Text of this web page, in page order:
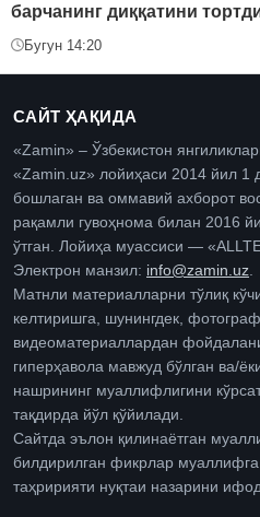
барчанинг диққатини
Бугун 14:20
САЙТ ҲАҚИДА
«Zamin» – Ўзбекистон
«Zamin.uz» лойиҳаси 2014 йил 1
бошлаган ва оммавий ахборот
рақамли гувоҳнома билан 2016
ўтган. Лойиҳа муассиси —
Электрон манзил: info@zamin.uz
Матнли материалларни тўлиқ
келтиришга, шунингдек,
видеоматериаллардан
гиперҳавола мавжуд бўлган ва/
нашрининг муаллифлигини
тақдирда йўл қўйилади.
Сайтда эълон қилинаётган
билдирилган фикрлар
таҳририяти нуқтаи назарини